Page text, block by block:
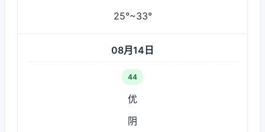
25°~33°
08月14日
44
优
阴